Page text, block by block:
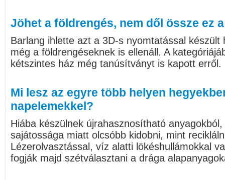
Jöhet a földrengés, nem dől össze ez
Barlang ihlette azt a 3D-s nyomtatással készült
még a földrengéseknek is ellenáll. A
kétszintes ház még tanúsítványt is kapott erről.
Mi lesz az egyre több helyen
napelemekkel?
Hiába készülnek újrahasznosítható
sajátossága miatt olcsóbb kidobni, mint
Lézerolvasztással, víz alatti lökéshullámokkal
fogják majd szétválasztani a drága